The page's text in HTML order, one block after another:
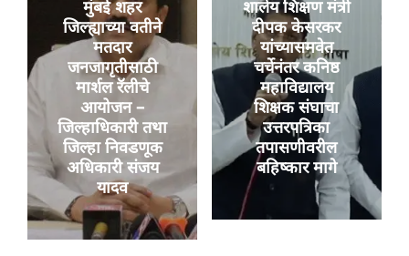
मुंबई शहर
जिल्ह्याच्या वतीने
मतदार
जनजागृतीसाठी
मार्शल रॅलीचे
आयोजन –
जिल्हाधिकारी तथा
जिल्हा निवडणूक
अधिकारी संजय
यादव
शालेय शिक्षण मंत्री
दीपक केसरकर
यांच्यासमवेत
चर्चेनंतर कनिष्ठ
महाविद्यालय
शिक्षक संघाचा
उत्तरपत्रिका
तपासणीवरील
बहिष्कार मागे